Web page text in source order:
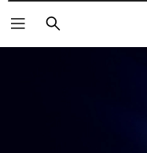
검
색